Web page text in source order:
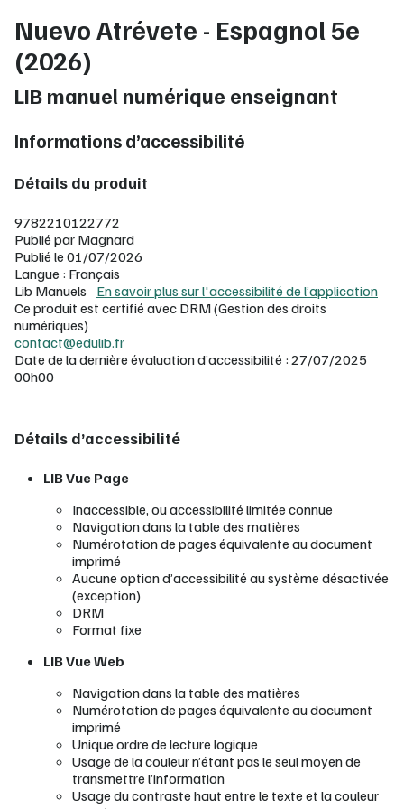
Nuevo Atrévete - Espagnol 5e
(2026)
LIB manuel numérique enseignant
Informations d’accessibilité
Détails du produit
9782210122772
Publié par Magnard
Publié le 01/07/2026
Langue : Français
Lib Manuels
En savoir plus sur l'accessibilité de l’application
Ce produit est certifié avec DRM (Gestion des droits
numériques)
contact@edulib.fr
Date de la dernière évaluation d’accessibilité : 27/07/2025
00h00
Détails d’accessibilité
LIB Vue Page
Inaccessible, ou accessibilité limitée connue
Navigation dans la table des matières
Numérotation de pages équivalente au document
imprimé
Aucune option d’accessibilité au système désactivée
(exception)
DRM
Format fixe
LIB Vue Web
Navigation dans la table des matières
Numérotation de pages équivalente au document
imprimé
Unique ordre de lecture logique
Usage de la couleur n’étant pas le seul moyen de
transmettre l’information
Usage du contraste haut entre le texte et la couleur